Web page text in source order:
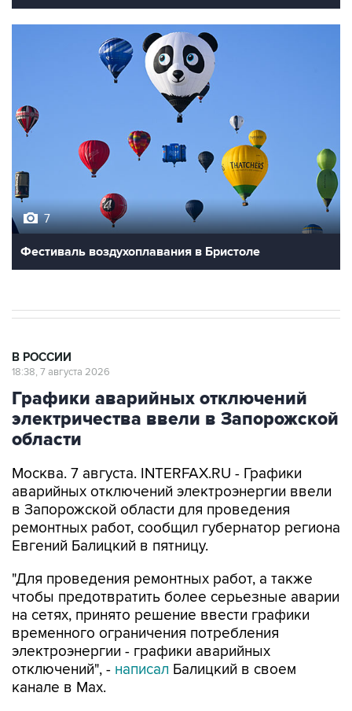
7
Фестиваль воздухоплавания в Бристоле
В РОССИИ
18:38, 7 августа 2026
Графики аварийных отключений
электричества ввели в Запорожской
области
Москва. 7 августа. INTERFAX.RU - Графики
аварийных отключений электроэнергии ввели
в Запорожской области для проведения
ремонтных работ, сообщил губернатор региона
Евгений Балицкий в пятницу.
"Для проведения ремонтных работ, а также
чтобы предотвратить более серьезные аварии
на сетях, принято решение ввести графики
временного ограничения потребления
электроэнергии - графики аварийных
отключений", - написал Балицкий в своем
канале в Max.